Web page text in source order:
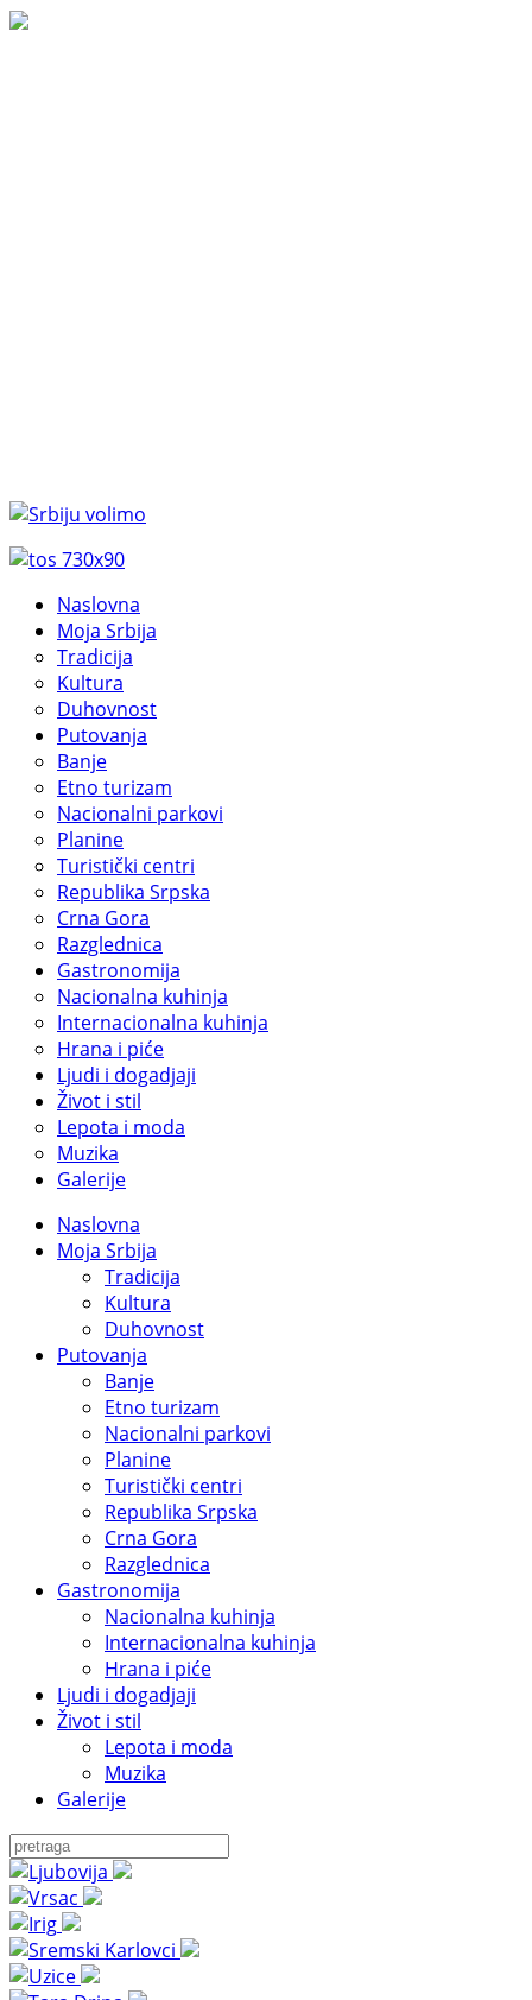
Naslovna
Moja Srbija
Tradicija
Kultura
Duhovnost
Putovanja
Banje
Etno turizam
Nacionalni parkovi
Planine
Turistički centri
Republika Srpska
Crna Gora
Razglednica
Gastronomija
Nacionalna kuhinja
Internacionalna kuhinja
Hrana i piće
Ljudi i dogadjaji
Život i stil
Lepota i moda
Muzika
Galerije
Naslovna
Moja Srbija
Tradicija
Kultura
Duhovnost
Putovanja
Banje
Etno turizam
Nacionalni parkovi
Planine
Turistički centri
Republika Srpska
Crna Gora
Razglednica
Gastronomija
Nacionalna kuhinja
Internacionalna kuhinja
Hrana i piće
Ljudi i dogadjaji
Život i stil
Lepota i moda
Muzika
Galerije